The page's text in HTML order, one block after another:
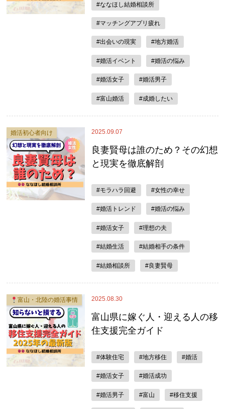
#ななほし結婚相談所
#マッチングアプリ疲れ
#出会いの現実 #地方婚活
#婚活イベント #婚活の悩み
#婚活女子 #婚活男子
#富山婚活 #成婚したい
2025.09.07
婚活初心者向け
良妻賢母は誰のため？その幻想
と現実を徹底解剖
#モラハラ回避 #女性の幸せ
#婚活トレンド #婚活の悩み
#婚活女子 #理想の夫
#結婚生活 #結婚相手の条件
#結婚相談所 #良妻賢母
2025.08.30
富山・北陸の婚活事情
富山県に嫁ぐ人・迎える人の移
住支援完全ガイド
#体験住宅 #地方移住 #婚活
#婚活女子 #婚活成功
#婚活男子 #富山 #移住支援